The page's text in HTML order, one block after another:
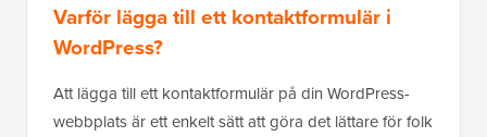
Varför lägga till ett kontaktformulär i
WordPress?
Att lägga till ett kontaktformulär på din WordPress-
webbplats är ett enkelt sätt att göra det lättare för folk